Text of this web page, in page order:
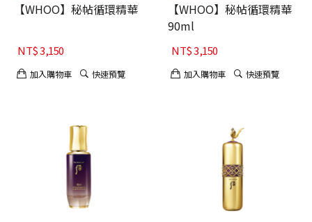
【WHOO】秘帖循環精華
NT$3,150
加入購物車 快速預覽
【WHOO】秘帖循環精華
90ml
NT$3,150
加入購物車 快速預覽